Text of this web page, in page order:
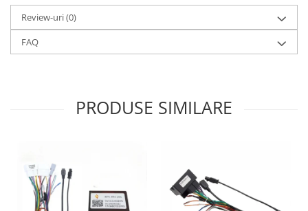
Review-uri(0)
FAQ
PRODUSE SIMILARE